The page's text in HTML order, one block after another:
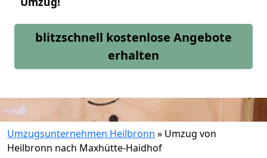
blitzschnell kostenlose Angebote
erhalten
Umzugsunternehmen Heilbronn » Umzug von
Heilbronn nach Maxhütte-Haidhof